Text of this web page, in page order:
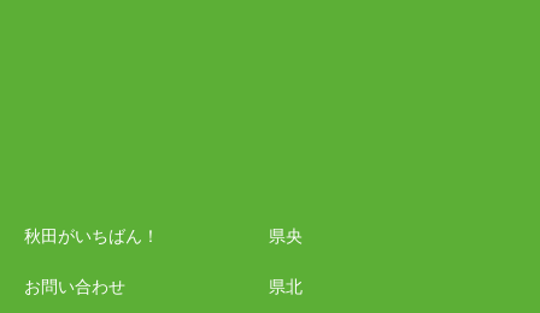
秋田がいちばん！
お問い合わせ
県央
県北